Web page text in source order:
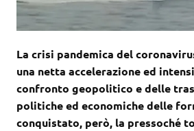
La crisi pandemica del
una netta accelerazione ed
confronto geopolitico e delle
politiche ed economiche delle
conquistato, però, la pressoché